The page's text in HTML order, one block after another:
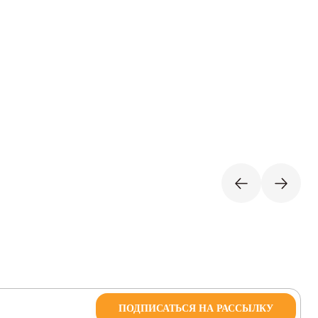
ПОДПИСАТЬСЯ НА РАССЫЛКУ